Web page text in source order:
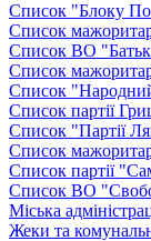
Список "Блоку
Список
Список ВО
Список
Список
Список партії
Список "Партії
Список
Список партії
Список ВО
Міська
Жеки та